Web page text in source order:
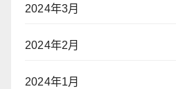
2024年3月
2024年2月
2024年1月